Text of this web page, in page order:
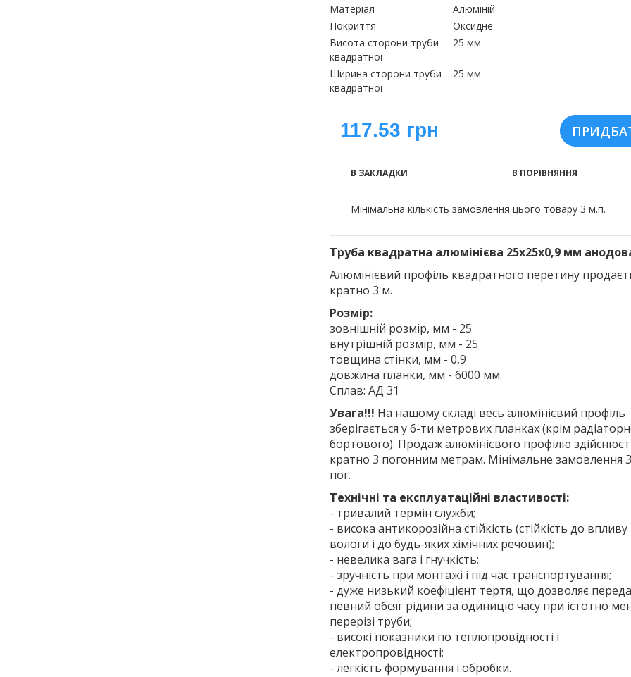
Матеріал
Алюміній
Покриття
Оксидне
Висота сторони труби
квадратної
25 мм
Ширина сторони труби
квадратної
25 мм
117.53 грн
В ЗАКЛАДКИ В ПОРІВНЯННЯ
Мінімальна кількість замовлення цього товару 3 м.п.
Труба квадратна алюмінієва 25х25х0,9 мм
Алюмінієвий профіль квадратного перетину
кратно 3 м.
Розмір:
зовнішній розмір, мм - 25
внутрішній розмір, мм - 25
товщина стінки, мм - 0,9
довжина планки, мм - 6000 мм.
Сплав: АД 31
Увага!!! На нашому складі весь алюмінієвий профіль
зберігається у 6-ти метрових планках (крім
бортового). Продаж алюмінієвого профілю
кратно 3 погонним метрам. Мінімальне замовлення
пог.
Технічні та експлуатаційні властивості:
- тривалий термін служби;
- висока антикорозійна стійкість (стійкість до впливу
вологи і до будь-яких хімічних речовин);
- невелика вага і гнучкість;
- зручність при монтажі і під час транспортування;
- дуже низький коефіцієнт тертя, що дозволяє
певний обсяг рідини за одиницю часу при істотно
перерізі труби;
- високі показники по теплопровідності і
електропровідності;
- легкість формування і обробки.